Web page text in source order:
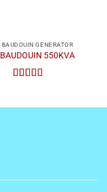
BAUDOUIN GENERATOR
BAUDOUIN 550KVA
hạng3.5